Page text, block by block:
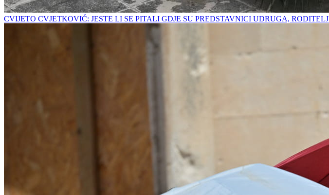
CVIJETO CVJETKOVIĆ: JESTE LI SE PITALI GDJE SU PREDSTAVNICI UDRUGA,